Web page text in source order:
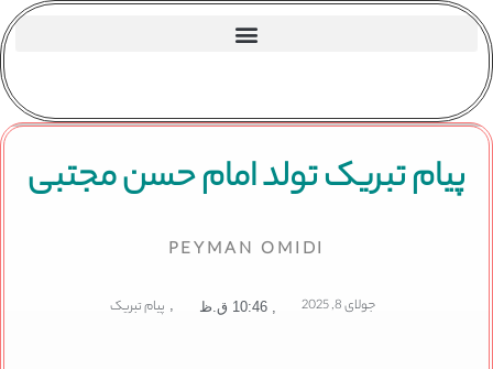
پیام تبریک تولد امام حسن مجتبی
PEYMAN OMIDI
جولای 8, 2025 10:46 ق.ظ , پیام تبریک